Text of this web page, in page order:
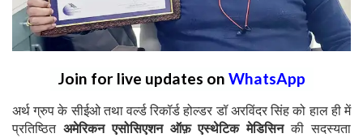
Join for live updates on WhatsApp
अर्थ ग्रुप के सीईओ तथा वर्ल्ड रिकॉर्ड होल्डर डॉ अरविंदर सिंह को हाल ही में
प्रतिष्ठित अमेरिकन एसोसिएशन ऑफ़ एस्थेटिक मेडिसिनकी सदस्यता